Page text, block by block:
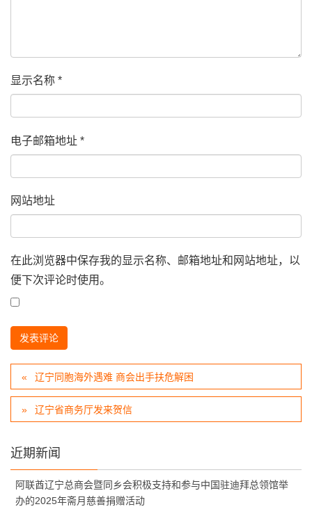
显示名称 *
电子邮箱地址 *
网站地址
在此浏览器中保存我的显示名称、邮箱地址和网站地址，以
便下次评论时使用。
辽宁同胞海外遇难 商会出手扶危解困
辽宁省商务厅发来贺信
近期新闻
阿联酋辽宁总商会暨同乡会积极支持和参与中国驻迪拜总领馆举
办的2025年斋月慈善捐赠活动